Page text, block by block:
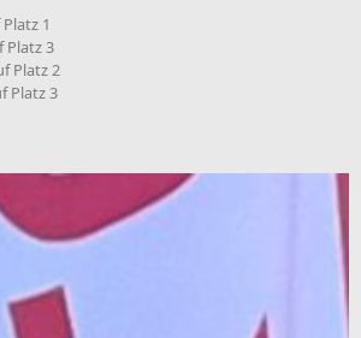
1
Platz 3
Platz 2
Platz 3